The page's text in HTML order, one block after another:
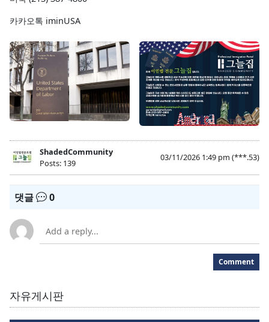
카카오톡 iminUSA
ShadedCommunity
Posts: 139
03/11/2026 1:49 pm (***.53)
댓글 0
Comment
자유게시판